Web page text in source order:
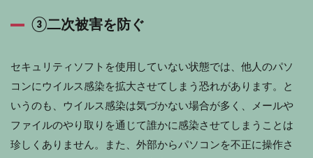
③二次被害を防ぐ
セキュリティソフトを使用していない状態では、他人のパソ
コンにウイルス感染を拡大させてしまう恐れがあります。と
いうのも、ウイルス感染は気づかない場合が多く、メールや
ファイルのやり取りを通じて誰かに感染させてしまうことは
珍しくありません。また、外部からパソコンを不正に操作さ